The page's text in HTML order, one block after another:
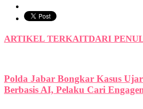
ARTIKEL TERKAITDARI
Polda Jabar Bongkar Kasus
Berbasis AI, Pelaku Cari